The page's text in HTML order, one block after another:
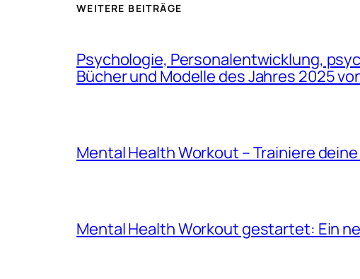
WEITERE BEITRÄGE
Psychologie, Personalentwicklung,
Bücher und Modelle des Jahres 2025
Mental Health Workout – Trainiere
Mental Health Workout gestartet: Ein